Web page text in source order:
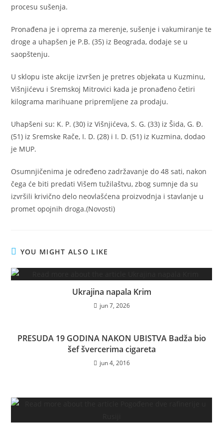
procesu sušenja.
Pronađena je i oprema za merenje, sušenje i vakumiranje te
droge a uhapšen je P.B. (35) iz Beograda, dodaje se u
saopštenju.
U sklopu iste akcije izvršen je pretres objekata u Kuzminu,
Višnjićevu i Sremskoj Mitrovici kada je pronađeno četiri
kilograma marihuane pripremljene za prodaju.
Uhapšeni su: K. P. (30) iz Višnjićeva, S. G. (33) iz Šida, G. Đ.
(51) iz Sremske Rače, I. D. (28) i I. D. (51) iz Kuzmina, dodao
je MUP.
Osumnjičenima je određeno zadržavanje do 48 sati, nakon
čega će biti predati Višem tužilaštvu, zbog sumnje da su
izvršili krivično delo neovlašćena proizvodnja i stavlanje u
promet opojnih droga.(Novosti)
YOU MIGHT ALSO LIKE
Ukrajina napala Krim
jun 7, 2026
PRESUDA 19 GODINA NAKON UBISTVA Badža bio
šef švercerima cigareta
jun 4, 2016